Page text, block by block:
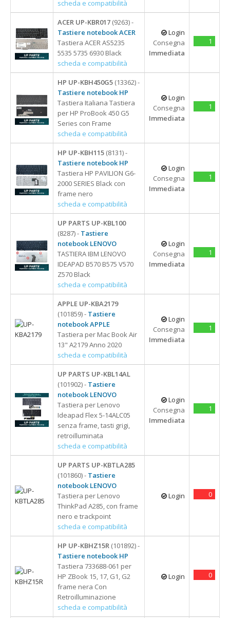
scheda e compatibilità
ACER UP-KBR017 (9263) -
Tastiere notebook ACER
Tastiera ACER AS5235
5535 5735 6930 Black
scheda e compatibilità
Login
Consegna
Immediata
1
HP UP-KBH450G5 (13362) -
Tastiere notebook HP
Tastiera Italiana Tastiera
per HP ProBook 450 G5
Series con Frame
scheda e compatibilità
Login
Consegna
Immediata
1
HP UP-KBH115 (8131) -
Tastiere notebook HP
Tastiera HP PAVILION G6-
2000 SERIES Black con
frame nero
scheda e compatibilità
Login
Consegna
Immediata
1
UP PARTS UP-KBL100
(8287) - Tastiere
notebook LENOVO
TASTIERA IBM LENOVO
IDEAPAD B570 B575 V570
Z570 Black
scheda e compatibilità
Login
Consegna
Immediata
1
APPLE UP-KBA2179
(101859) - Tastiere
notebook APPLE
Tastiera per Mac Book Air
13" A2179 Anno 2020
scheda e compatibilità
Login
Consegna
Immediata
1
UP PARTS UP-KBL14AL
(101902) - Tastiere
notebook LENOVO
Tastiera per Lenovo
Ideapad Flex 5-14ALC05
senza frame, tasti grigi,
retroilluminata
scheda e compatibilità
Login
Consegna
Immediata
1
UP PARTS UP-KBTLA285
(101860) - Tastiere
notebook LENOVO
Tastiera per Lenovo
ThinkPad A285, con frame
nero e trackpoint
scheda e compatibilità
Login 0
HP UP-KBHZ15R (101892) -
Tastiere notebook HP
Tastiera 733688-061 per
HP ZBook 15, 17, G1, G2
frame nera Con
Retroilluminazione
scheda e compatibilità
Login 0